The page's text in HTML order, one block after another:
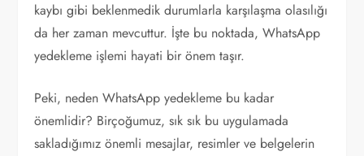
kaybı gibi beklenmedik durumlarla karşılaşma olasılığı
da her zaman mevcuttur. İşte bu noktada, WhatsApp
yedekleme işlemi hayati bir önem taşır.
Peki, neden WhatsApp yedekleme bu kadar
önemlidir? Birçoğumuz, sık sık bu uygulamada
sakladığımız önemli mesajlar, resimler ve belgelerin